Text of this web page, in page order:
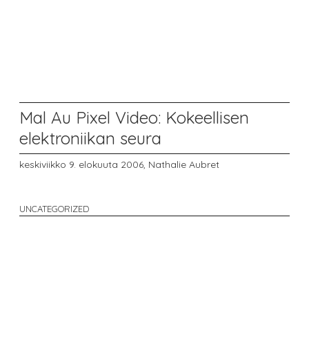
Mal Au Pixel Video: Kokeellisen
elektroniikan seura
keskiviikko 9. elokuuta 2006, Nathalie Aubret
UNCATEGORIZED